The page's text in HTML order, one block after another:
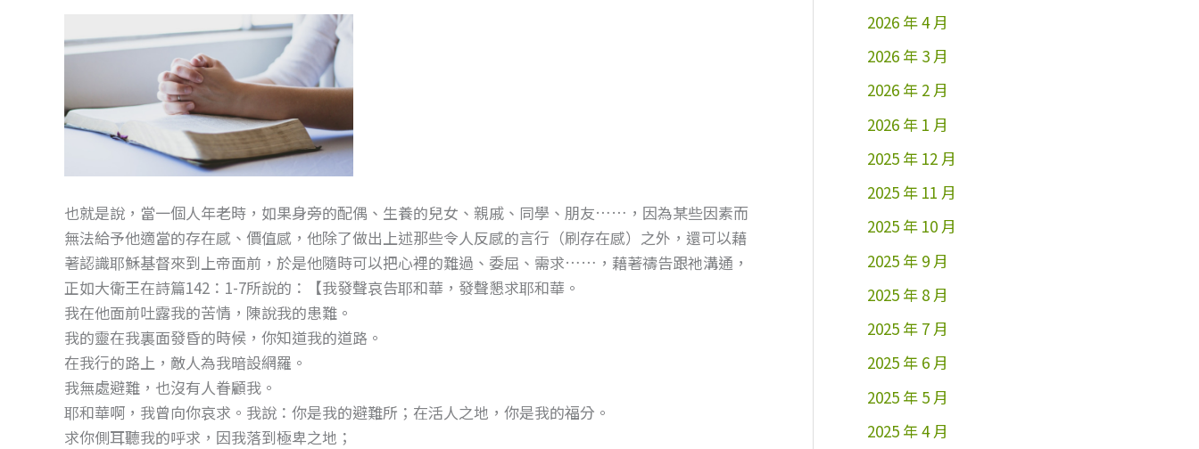
也就是說，當一個人年老時，如果身旁的配偶、生養的兒女、親戚、同學、朋友……，因為某些因素而
無法給予他適當的存在感、價值感，他除了做出上述那些令人反感的言行（刷存在感）之外，還可以藉
著認識耶穌基督來到上帝面前，於是他隨時可以把心裡的難過、委屈、需求……，藉著禱告跟祂溝通，
正如大衛王在詩篇142：1-7所說的：【我發聲哀告耶和華，發聲懇求耶和華。
我在他面前吐露我的苦情，陳說我的患難。
我的靈在我裏面發昏的時候，你知道我的道路。
在我行的路上，敵人為我暗設網羅。
我無處避難，也沒有人眷顧我。
耶和華啊，我曾向你哀求。我說：你是我的避難所；在活人之地，你是我的福分。
求你側耳聽我的呼求，因我落到極卑之地；
2026 年 4 月
2026 年 3 月
2026 年 2 月
2026 年 1 月
2025 年 12 月
2025 年 11 月
2025 年 10 月
2025 年 9 月
2025 年 8 月
2025 年 7 月
2025 年 6 月
2025 年 5 月
2025 年 4 月